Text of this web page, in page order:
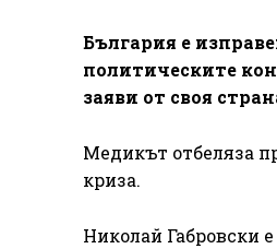
България е
политическите
заяви от своя
Медикът отбеляза
криза.
Николай Габровски